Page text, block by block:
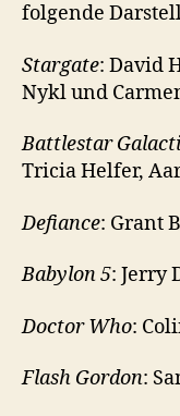
folgende
Stargate: David
Nykl und
Battlestar
Tricia Helfer,
Defiance: Grant
Babylon5: Jerry
Doctor Who:
Flash Gordon: